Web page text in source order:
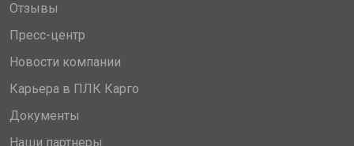
Отзывы
Пресс-центр
Новости компании
Карьера в ПЛК Карго
Документы
Наши партнеры